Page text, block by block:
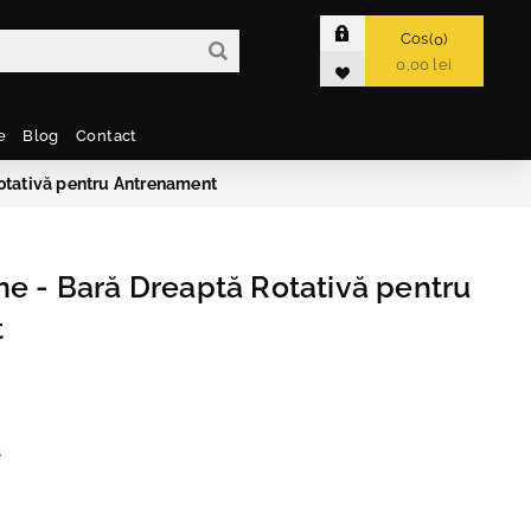
Cos 0
0,00 lei
Blog Contact
pentru Antrenament
- Bară Dreaptă Rotativă pentru